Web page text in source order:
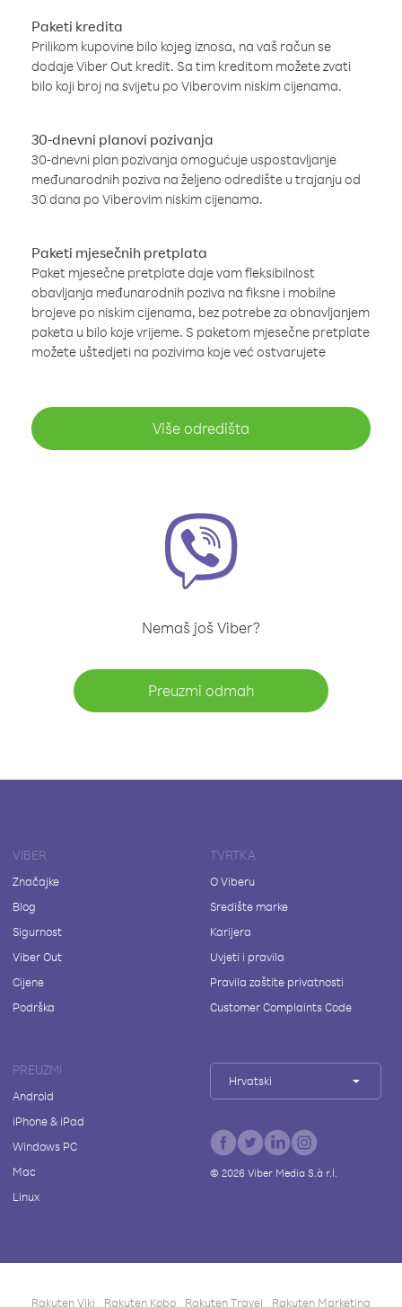
Paketi kredita
Prilikom kupovine bilo kojeg iznosa, na vaš račun se
dodaje Viber Out kredit. Sa tim kreditom možete zvati
bilo koji broj na svijetu po Viberovim niskim cijenama.
30-dnevni planovi pozivanja
30-dnevni plan pozivanja omogućuje uspostavljanje
međunarodnih poziva na željeno odredište u trajanju od
30 dana po Viberovim niskim cijenama.
Paketi mjesečnih pretplata
Paket mjesečne pretplate daje vam fleksibilnost
obavljanja međunarodnih poziva na fiksne i mobilne
brojeve po niskim cijenama, bez potrebe za obnavljanjem
paketa u bilo koje vrijeme. S paketom mjesečne pretplate
možete uštedjeti na pozivima koje već ostvarujete
Više odredišta
Nemaš još Viber?
Preuzmi odmah
VIBER
Značajke
Blog
Sigurnost
Viber Out
Cijene
Podrška
TVRTKA
O Viberu
Središte marke
Karijera
Uvjeti i pravila
Pravila zaštite privatnosti
Customer Complaints Code
PREUZMI
Android
iPhone & iPad
Windows PC
Mac
Linux
Hrvatski
© 2026Viber Media S.à r.l.
Rakuten Viki Rakuten Kobo Rakuten Travel Rakuten Marketing